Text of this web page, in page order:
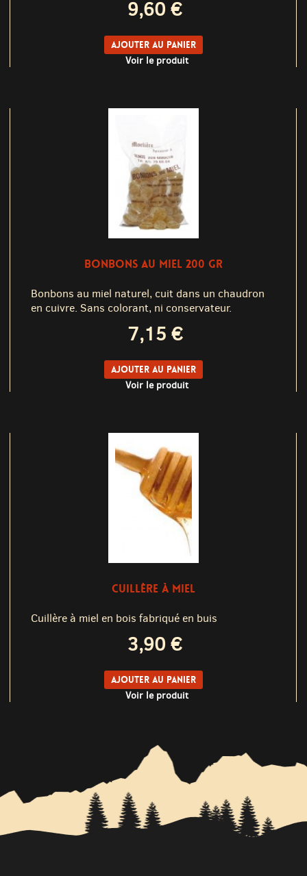
9,60 €
Ajouter au panier
Voir le produit
BONBONS AU MIEL 200 GR
Bonbons au miel naturel, cuit dans un chaudron
en cuivre. Sans colorant, ni conservateur.
7,15 €
Ajouter au panier
Voir le produit
CUILLÈRE À MIEL
Cuillère à miel en bois fabriqué en buis
3,90 €
Ajouter au panier
Voir le produit